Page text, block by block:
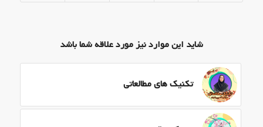
شاید این موارد نیز مورد علاقه شما باشد
تکنیک های مطالعاتی